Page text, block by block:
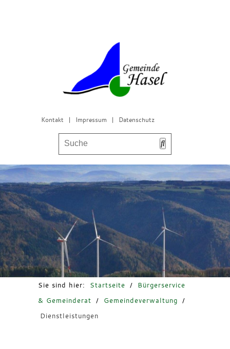
Kontakt | Impressum | Datenschutz
Bürgerservice & Gemeinderat
Leben in Hasel
Freizeit & Tourismus
Sie sind hier: Startseite /
Bürgerservice
& Gemeinderat
/ Gemeindeverwaltung
/
Dienstleistungen